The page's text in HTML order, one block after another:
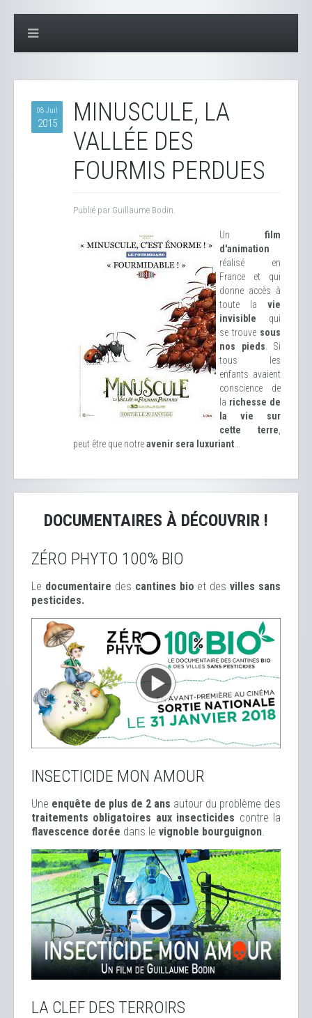
08 Juil
2015
MINUSCULE, LA
VALLÉE DES
FOURMIS PERDUES
Publié par Guillaume Bodin.
Un film
d'animation
réalisé en
France et qui
donne accès à
toute la vie
invisible qui
se trouve sous
nos pieds . Si
tous les
enfants avaient
conscience de
la richesse de
la vie sur
cette terre
peut être que notreavenir sera luxuriant
DOCUMENTAIRES À DÉCOUVRIR !
ZÉRO PHYTO 100% BIO
Le documentaire des cantines bio et desvilles sans
pesticides.
INSECTICIDE MON AMOUR
Une enquête de plus de 2 ans autour du problème des
traitements obligatoires aux insecticides contre la
flavescence dorée dans le vignoble bourguignon.
LA CLEF DES TERROIRS